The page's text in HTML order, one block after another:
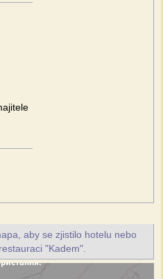
aby se zjistilo hotelu nebo
"Kadem".